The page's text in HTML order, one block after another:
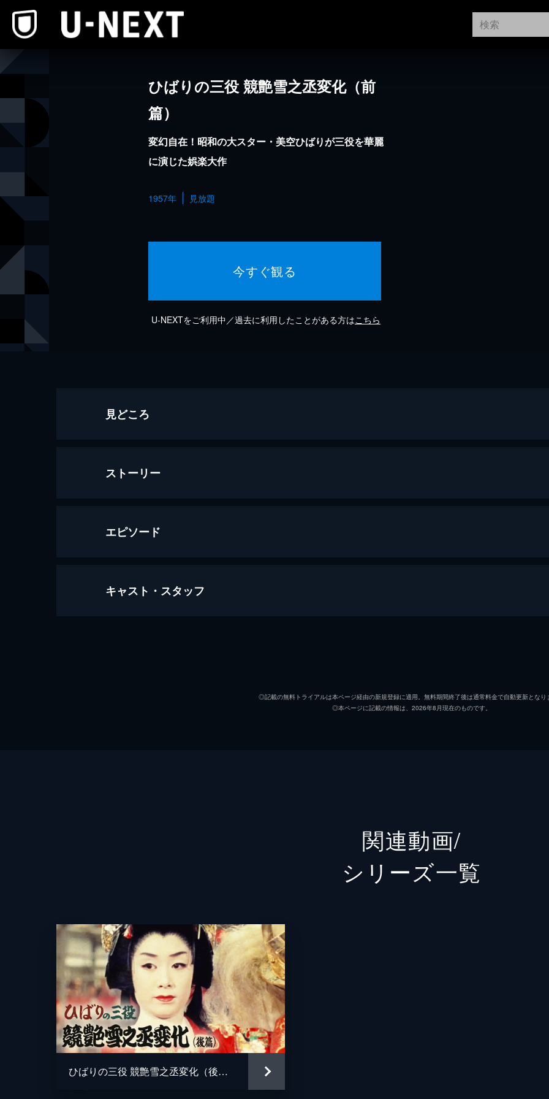
ひばりの三役 競艶雪之丞変化（前
篇）
変幻自在！昭和の大スター・美空ひばりが三役を華麗
に演じた娯楽大作
1957年 見放題
今すぐ観る
U-NEXTをご利用中／過去に利用したことがある方はこちら
見どころ
ストーリー
エピソード
ひばりの三役 競艶雪之丞変化（前篇）
キャスト・スタッフ
北沢典子
高田稔
坊屋三郎
◎記載の無料トライアルは本ページ経由の新規登録に適用。無料期間終了後は通常料金で自動更新となり
◎本ページに記載の情報は、2026年8月現在のものです。
関連動画/
シリーズ⼀覧
ひばりの三役 競艶雪之丞変化（後篇）